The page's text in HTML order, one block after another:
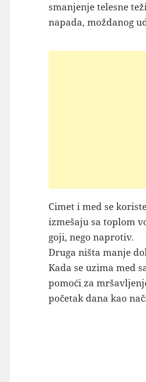
smanjenje telesne
napada, moždanog
Cimet i med se
izmešaju sa toplom
goji, nego naprotiv.
Druga ništa manje
Kada se uzima med
pomoći za
početak dana kao